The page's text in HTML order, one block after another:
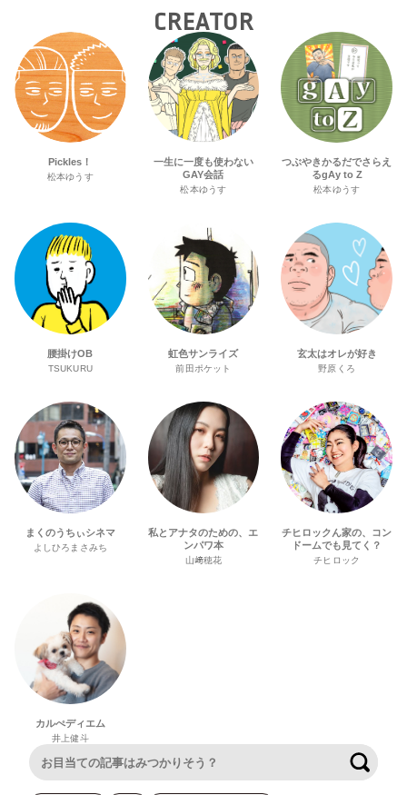
CREATOR
Pickles！
松本ゆうす
一生に一度も使わない
GAY会話
松本ゆうす
つぶやきかるだでさらえ
るgAy to Z
松本ゆうす
腰掛けOB
TSUKURU
虹色サンライズ
前田ポケット
玄太はオレが好き
野原くろ
まくのうちぃシネマ
よしひろまさみち
私とアナタのための、エ
ンパワ本
山﨑穂花
チヒロックん家の、コン
ドームでも見てく？
チヒロック
カルぺディエム
井上健斗